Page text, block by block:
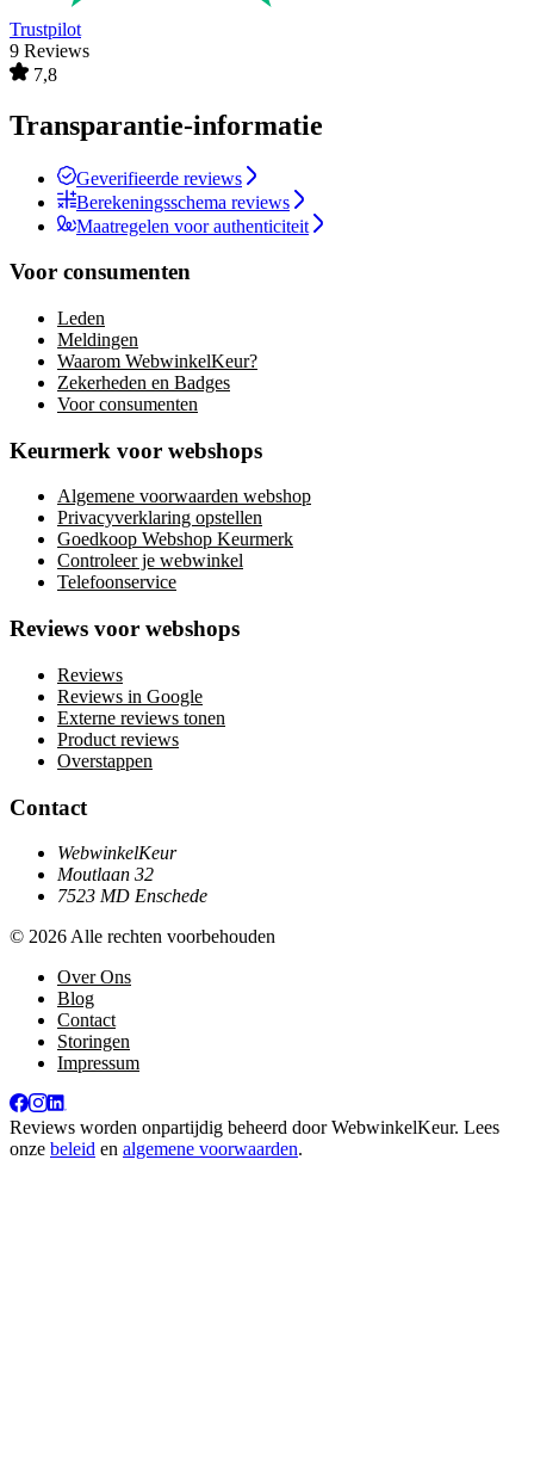
Trustpilot
9 Reviews
7,8
Transparantie-informatie
Geverifieerde reviews
Berekeningsschema reviews
Maatregelen voor authenticiteit
Voor consumenten
Leden
Meldingen
Waarom WebwinkelKeur?
Zekerheden en Badges
Voor consumenten
Keurmerk voor webshops
Algemene voorwaarden webshop
Privacyverklaring opstellen
Goedkoop Webshop Keurmerk
Controleer je webwinkel
Telefoonservice
Reviews voor webshops
Reviews
Reviews in Google
Externe reviews tonen
Product reviews
Overstappen
Contact
WebwinkelKeur
Moutlaan 32
7523 MD Enschede
© 2026 Alle rechten voorbehouden
Over Ons
Blog
Contact
Storingen
Impressum
Reviews worden onpartijdig beheerd doorWebwinkelKeur. Lees
onze beleid en algemene voorwaarden.